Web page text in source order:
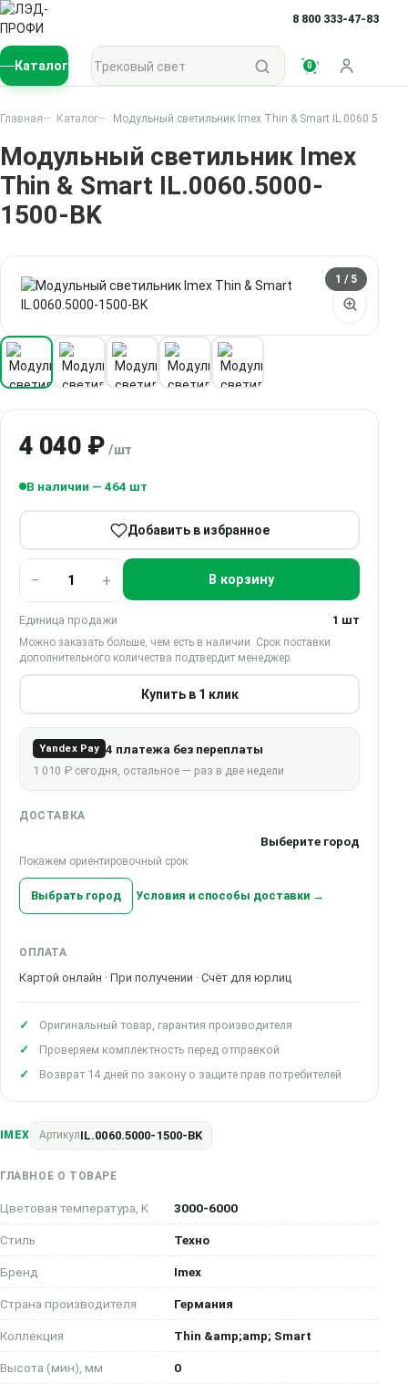
8 800 333-47-83
Каталог
Поиск по каталогу
0
Войти
Главная Каталог Модульный светильник Imex Thin & Smart IL.0060.5000-
Модульный светильник Imex
Thin & Smart IL.0060.5000-
1500-BK
1 / 5
IMEX АртикулIL.0060.5000-1500-BK
ГЛАВНОЕ О ТОВАРЕ
Цветовая температура, K 3000-6000
Стиль Техно
Бренд Imex
Страна производителя Германия
Коллекция Thin &amp;amp; Smart
Высота (мин), мм 0
4 040 ₽ /шт
В наличии — 464 шт
Добавить в избранное
− + В корзину
Единица продажи 1 шт
Можно заказать больше, чем есть в наличии. Срок поставки
дополнительного количества подтвердит менеджер.
Купить в 1 клик
Yandex Pay 4 платежа без переплаты
1 010 ₽ сегодня, остальное — раз в две недели
ДОСТАВКА
Выберите город
Покажем ориентировочный срок
Выбрать город Условия и способы доставки →
ОПЛАТА
Картой онлайн · При получении · Счёт для юрлиц
Оригинальный товар, гарантия производителя
Проверяем комплектность перед отправкой
Возврат 14 дней по закону о защите прав потребителей